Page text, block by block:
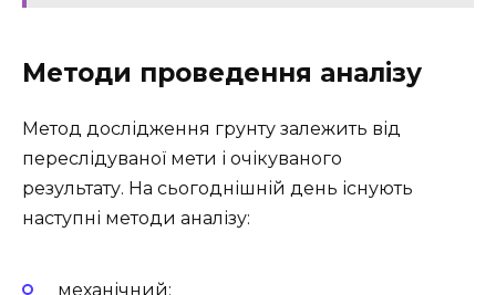
Методи проведення аналізу
Метод дослідження грунту залежить від
переслідуваної мети і очікуваного
результату. На сьогоднішній день існують
наступні методи аналізу:
механічний;